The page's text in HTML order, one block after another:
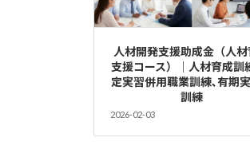
人材開発支援助成金（人
支援コース）｜人材育成訓
定実習併用職業訓練､有期
訓練
2026-02-03